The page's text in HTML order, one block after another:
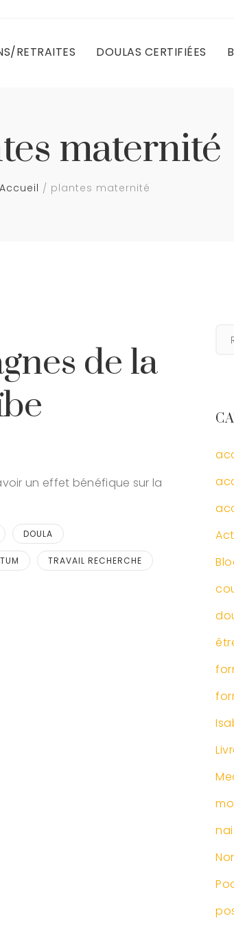
RETRAITES DOULAS CERTIFIÉES
maternité
Accueil plantes maternité
de la
un effet bénéfique sur la
DOULA
TRAVAIL RECHERCHE